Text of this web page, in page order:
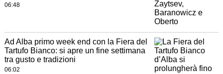
06:48
Ad Alba primo week end con la Fiera del
Tartufo Bianco: si apre un fine settimana
tra gusto e tradizioni
06:02